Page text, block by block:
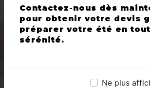
Contactez-nous dès
pour obtenir votre devis
préparer votre été en
sérénité.
Ne plus